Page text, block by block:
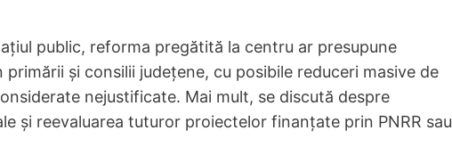
public, reforma pregătită la centru ar presupune
și consilii județene, cu posibile reduceri masive de
nejustificate. Mai mult, se discută despre
și reevaluarea tuturor proiectelor finanțate prin PNRR sau